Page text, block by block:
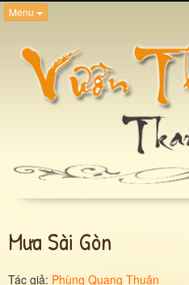
Menu
Mưa Sài Gòn
Tác giả: Phùng Quang Thuận